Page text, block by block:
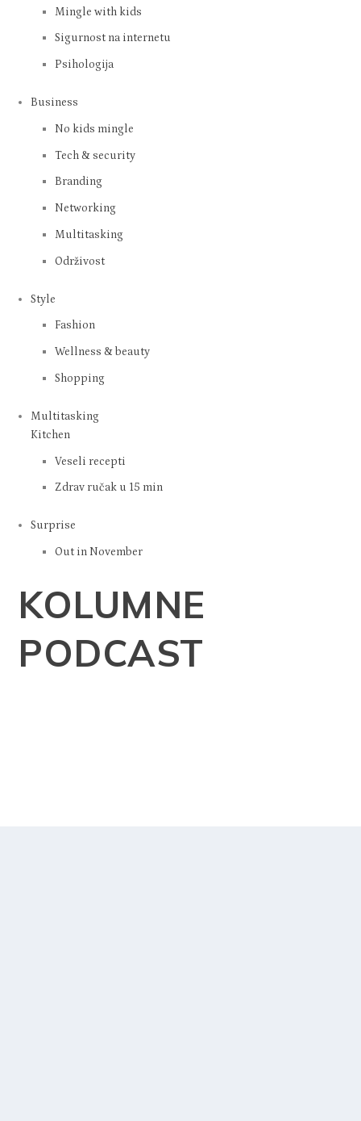
Mingle with kids
Sigurnost na internetu
Psihologija
Business
No kids mingle
Tech & security
Branding
Networking
Multitasking
Održivost
Style
Fashion
Wellness & beauty
Shopping
Multitasking
Kitchen
Veseli recepti
Zdrav ručak u 15 min
Surprise
Out in November
KOLUMNE
PODCAST